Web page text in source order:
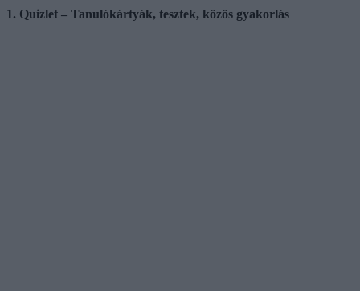
1. Quizlet – Tanulókártyák, tesztek, közös gyakorlás